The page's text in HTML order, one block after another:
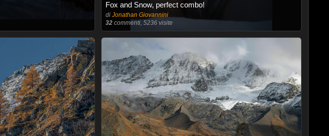
Fox and Snow, perfect combo!
di Jonathan Giovannini
32commenti, 5236 visite